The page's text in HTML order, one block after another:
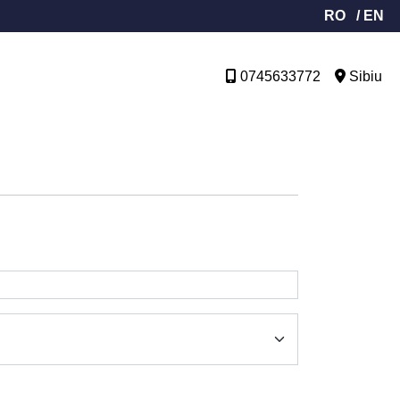
RO / EN
0745633772 Sibiu